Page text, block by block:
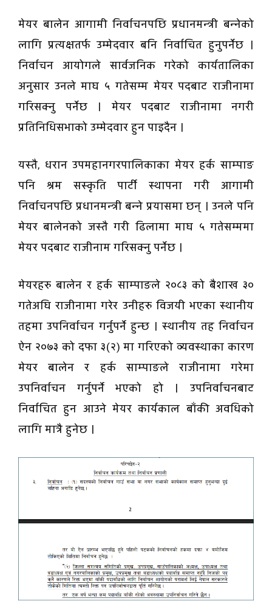
मेयर बालेन आगामी निर्वाचनपछि प्रधानमन्त्री बन्नेको
लागि प्रत्यक्षतर्फ उम्मेदवार बनि निर्वाचित हुनुपर्नेछ ।
निर्वाचन आयोगले सार्वजनिक गरेको कार्यतालिका
अनुसार उनले माघ ५ गतेसम्म मेयर पदबाट राजीनामा
गरिसक्नु पर्नेछ । मेयर पदबाट राजीनामा नगरी
प्रतिनिधिसभाको उम्मेदवार हुन पाइदैन ।
यस्तै, धरान उपमहानगरपालिकाका मेयर हर्क साम्पाङ
पनि श्रम सस्कृति पार्टी स्थापना गरी आगामी
निर्वाचनपछि प्रधानमन्त्री बन्ने प्रयासमा छन् । उनले पनि
मेयर बालेनको जस्तै गरी ढिलामा माघ ५ गतेसम्ममा
मेयर पदबाट राजीनाम गरिसक्नु पर्नेछ ।
मेयरहरु बालेन र हर्क साम्पाङले २०८३ को बैशाख ३०
गतेअघि राजीनामा गरेर उनीहरु विजयी भएका स्थानीय
तहमा उपनिर्वाचन गर्नुपर्ने हुन्छ । स्थानीय तह निर्वाचन
ऐन २०७३ को दफा ३(२) मा गरिएको व्यवस्थाका कारण
मेयर बालेन र हर्क साम्पाङले राजीनामा गरेमा
उपनिर्वाचन गर्नुपर्ने भएको हो । उपनिर्वाचनबाट
निर्वाचित हुन आउने मेयर कार्यकाल बाँकी अवधिको
लागि मात्रै हुनेछ ।